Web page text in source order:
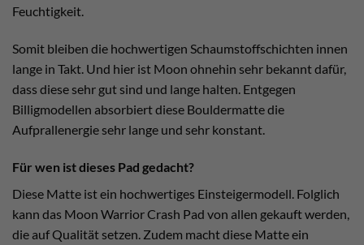
Feuchtigkeit.
Somit bleiben die hochwertigen Schaumstoffschichten innen
lange in Takt. Und hier ist Moon ohnehin sehr bekannt dafür,
dass diese sehr gut sind und lange halten. Entgegen
Billigmodellen absorbiert diese Bouldermatte die
Aufprallenergie sehr lange und sehr konstant.
Für wen ist dieses Pad gedacht?
Diese Matte ist ein hochwertiges Einsteigermodell. Folglich
kann das Moon Warrior Crash Pad von allen gekauft werden,
die auf Qualität setzen. Zudem macht diese Matte ein